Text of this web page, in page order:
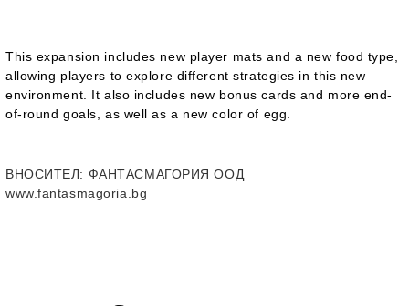
This expansion includes new player mats and a new food type,
allowing players to explore different strategies in this new
environment. It also includes new bonus cards and more end-
of-round goals, as well as a new color of egg.
ВНОСИТЕЛ: ФАНТАСМАГОРИЯ ООД
www.fantasmagoria.bg